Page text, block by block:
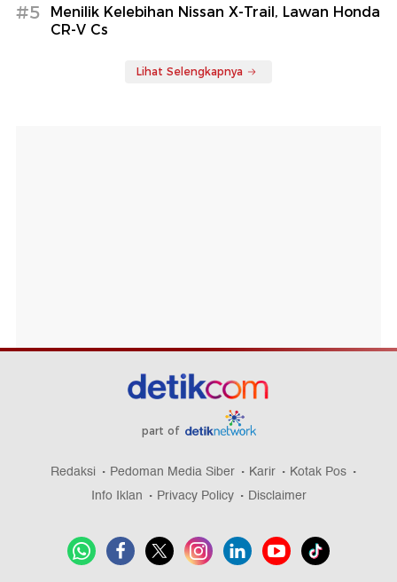
#5
Menilik Kelebihan Nissan X-Trail, Lawan Honda
CR-V Cs
Lihat Selengkapnya
part of
Redaksi Pedoman Media Siber Karir
Kotak Pos
Info Iklan
Privacy Policy Disclaimer